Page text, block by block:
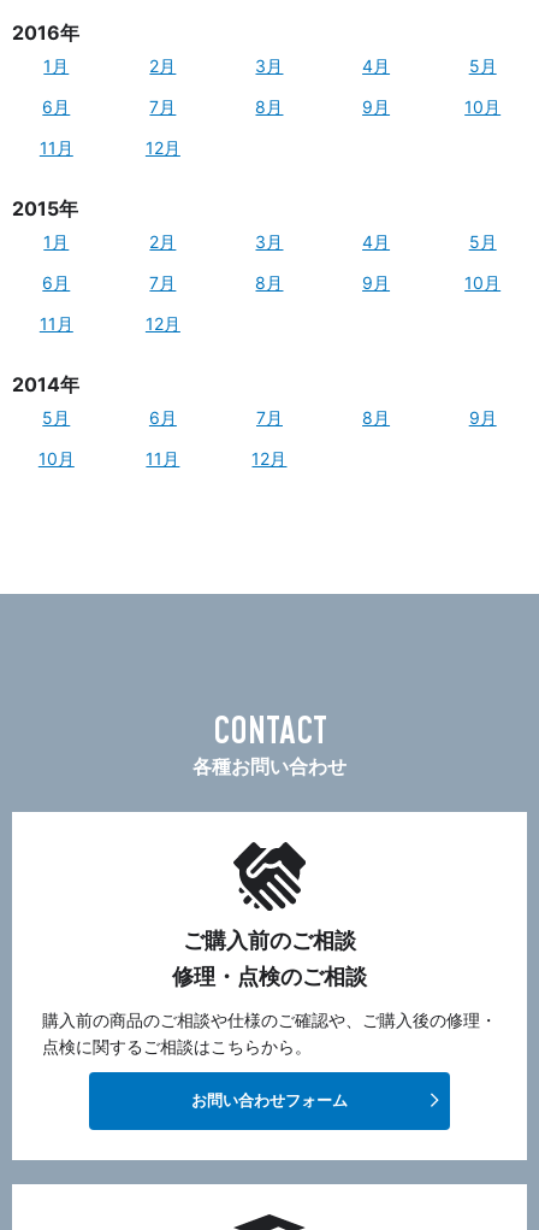
2016年
1月 2月 3月 4月
5月
6月
7月 8月 9月
10月
11月
12月
2015年
1月 2月 3月 4月
5月
6月
7月 8月 9月
10月
11月
12月
2014年
5月 6月 7月 8月
9月
10月
11月 12月
CONTACT
各種お問い合わせ
ご購入前のご相談
修理・点検のご相談
購入前の商品のご相談や仕様のご確認や、ご購入後の修理・
点検に関するご相談はこちらから。
お問い合わせフォーム